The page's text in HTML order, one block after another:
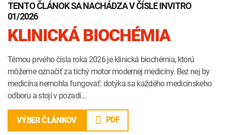
TENTO ČLÁNOK SA NACHÁDZA V ČÍSLE INVITRO
01/2026
KLINICKÁ BIOCHÉMIA
Témou prvého čísla roka 2026 je klinická biochémia, ktorú
môžeme označiť za tichý motor modernej medicíny. Bez nej by
medicína nemohla fungovať: dotýka sa každého medicínskeho
odboru a stojí v pozadí…
VÝBER ČLÁNKOV PDF